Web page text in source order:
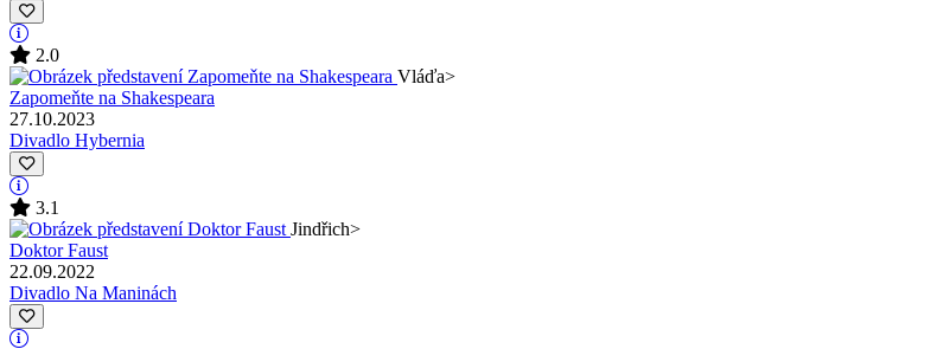
2.0
Vláďa>
Zapomeňte na Shakespeara
27.10.2023
Divadlo Hybernia
3.1
Jindřich>
Doktor Faust
22.09.2022
Divadlo Na Maninách